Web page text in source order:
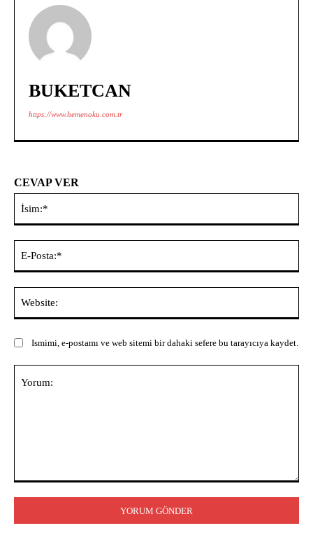
BUKETCAN
https://www.hemenoku.com.tr
CEVAP VER
Ismimi, e-postamı ve web sitemi bir dahaki sefere bu tarayıcıya kaydet.